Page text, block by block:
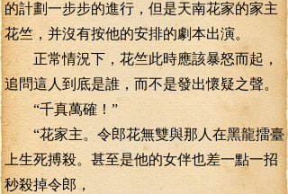
的計劃一步步的進行，但是天南花家的家主
花竺，并沒有按他的安排的劇本出演。
正常情況下，花竺此時應該暴怒而起，
追問這人到底是誰，而不是發出懷疑之聲。
“千真萬確！”
“花家主。令郎花無雙與那人在黑龍擂臺
上生死搏殺。甚至是他的女伴也差一點一招
秒殺掉令郎，